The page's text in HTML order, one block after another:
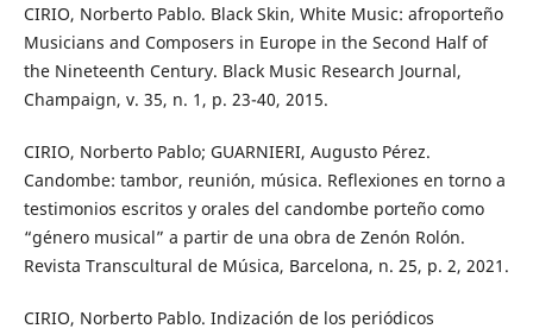
CIRIO, Norberto Pablo. Black Skin, White Music: afroporteño
Musicians and Composers in Europe in the Second Half of
the Nineteenth Century. Black Music Research Journal,
Champaign, v. 35, n. 1, p. 23-40, 2015.
CIRIO, Norberto Pablo; GUARNIERI, Augusto Pérez.
Candombe: tambor, reunión, música. Reflexiones en torno a
testimonios escritos y orales del candombe porteño como
“género musical” a partir de una obra de Zenón Rolón.
Revista Transcultural de Música, Barcelona, n. 25, p. 2, 2021.
CIRIO, Norberto Pablo. Indización de los periódicos